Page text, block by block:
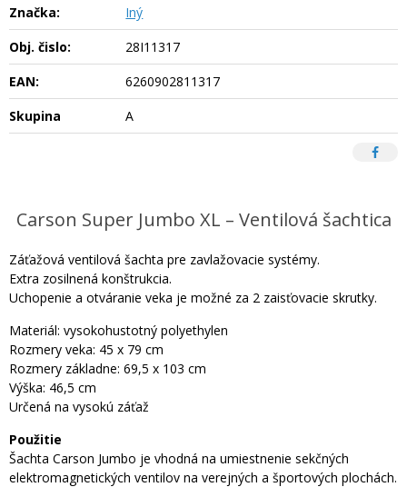
Značka:
Iný
Obj. čislo:
28I11317
EAN:
6260902811317
Skupina
A
Carson Super Jumbo XL – Ventilová šachtica
Záťažová ventilová šachta pre zavlažovacie systémy.
Extra zosilnená konštrukcia.
Uchopenie a otváranie veka je možné za 2 zaisťovacie skrutky.
Materiál: vysokohustotný polyethylen
Rozmery veka: 45 x 79 cm
Rozmery základne: 69,5 x 103 cm
Výška: 46,5 cm
Určená na vysokú záťaž
Použitie
Šachta Carson Jumbo je vhodná na umiestnenie sekčných
elektromagnetických ventilov na verejných a športových plochách.